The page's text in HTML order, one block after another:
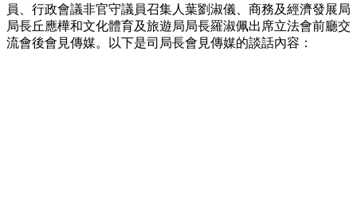
員、行政會議非官守議員召集人葉劉淑儀、商務及經濟發展局
局長丘應樺和文化體育及旅遊局局長羅淑佩出席立法會前廳交
流會後會見傳媒。以下是司局長會見傳媒的談話內容：